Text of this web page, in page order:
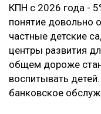
КПН с 2026 года -
понятие довольно
частные детские
центры развития
общем дороже
воспитывать
банковское